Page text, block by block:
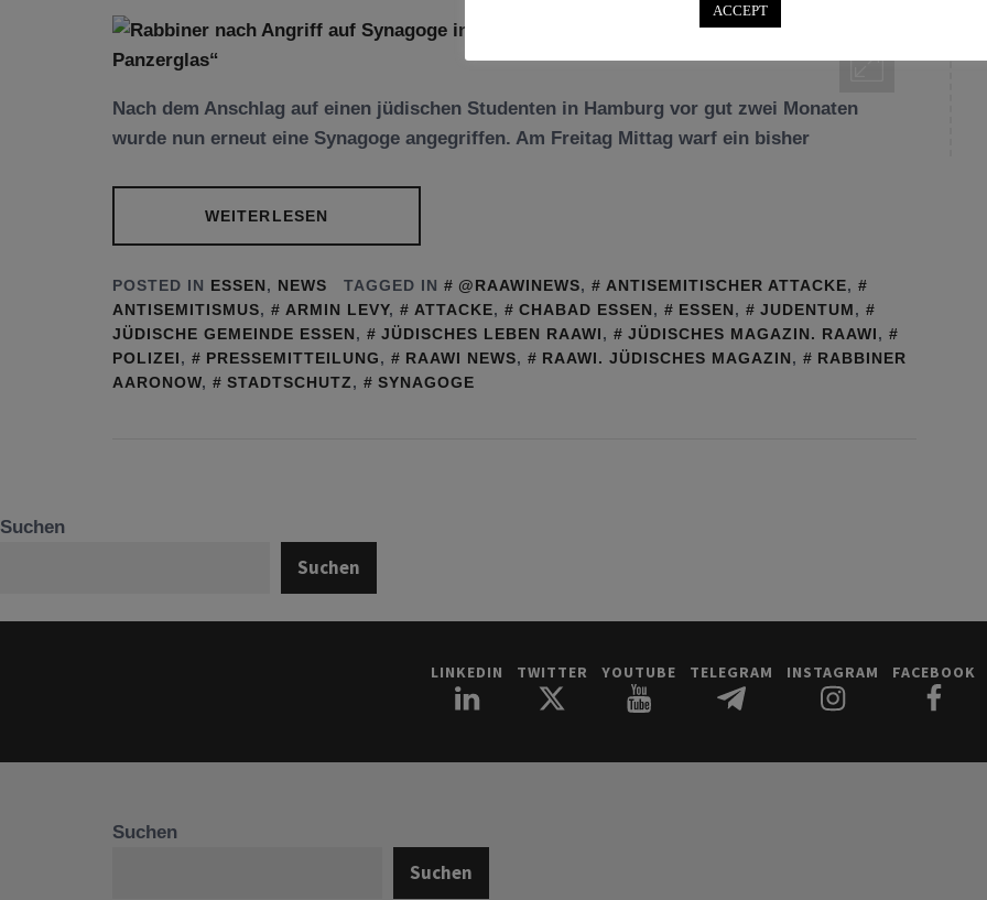
Nach dem Anschlag auf einen jüdischen Studenten in Hamburg vor gut zwei Monaten
wurde nun erneut eine Synagoge angegriffen. Am Freitag Mittag warf ein bisher
WEITERLESEN
POSTED IN ESSEN, NEWS TAGGED IN @RAAWINEWS, ANTISEMITISCHER ATTACKE,
ANTISEMITISMUS, ARMIN LEVY, ATTACKE, CHABAD ESSEN, ESSEN, JUDENTUM,
JÜDISCHE GEMEINDE ESSEN, JÜDISCHES LEBEN RAAWI, JÜDISCHES MAGAZIN. RAAWI,
POLIZEI, PRESSEMITTEILUNG, RAAWI NEWS, RAAWI. JÜDISCHES MAGAZIN,
RABBINER
AARONOW, STADTSCHUTZ, SYNAGOGE
Suchen
Suchen
LINKEDIN TWITTER YOUTUBE TELEGRAM INSTAGRAM FACEBOOK
Suchen
Suchen
ACCEPT